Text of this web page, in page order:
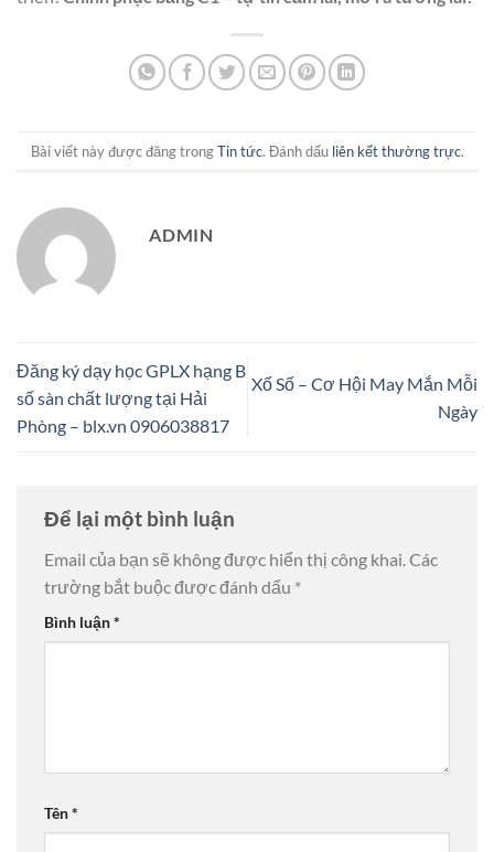
Bài viết này được đăng trongTin tức. Đánh dấu liên kết thường trực.
ADMIN
Đăng ký dạy học GPLX hạng B
số sàn chất lượng tại Hải
Phòng – blx.vn 0906038817
Xổ Số – Cơ Hội May Mắn Mỗi
Ngày
Để lại một bình luận
Email của bạn sẽ không được hiển thị công khai.Các
trường bắt buộc được đánh dấu *
Bình luận*
Tên*